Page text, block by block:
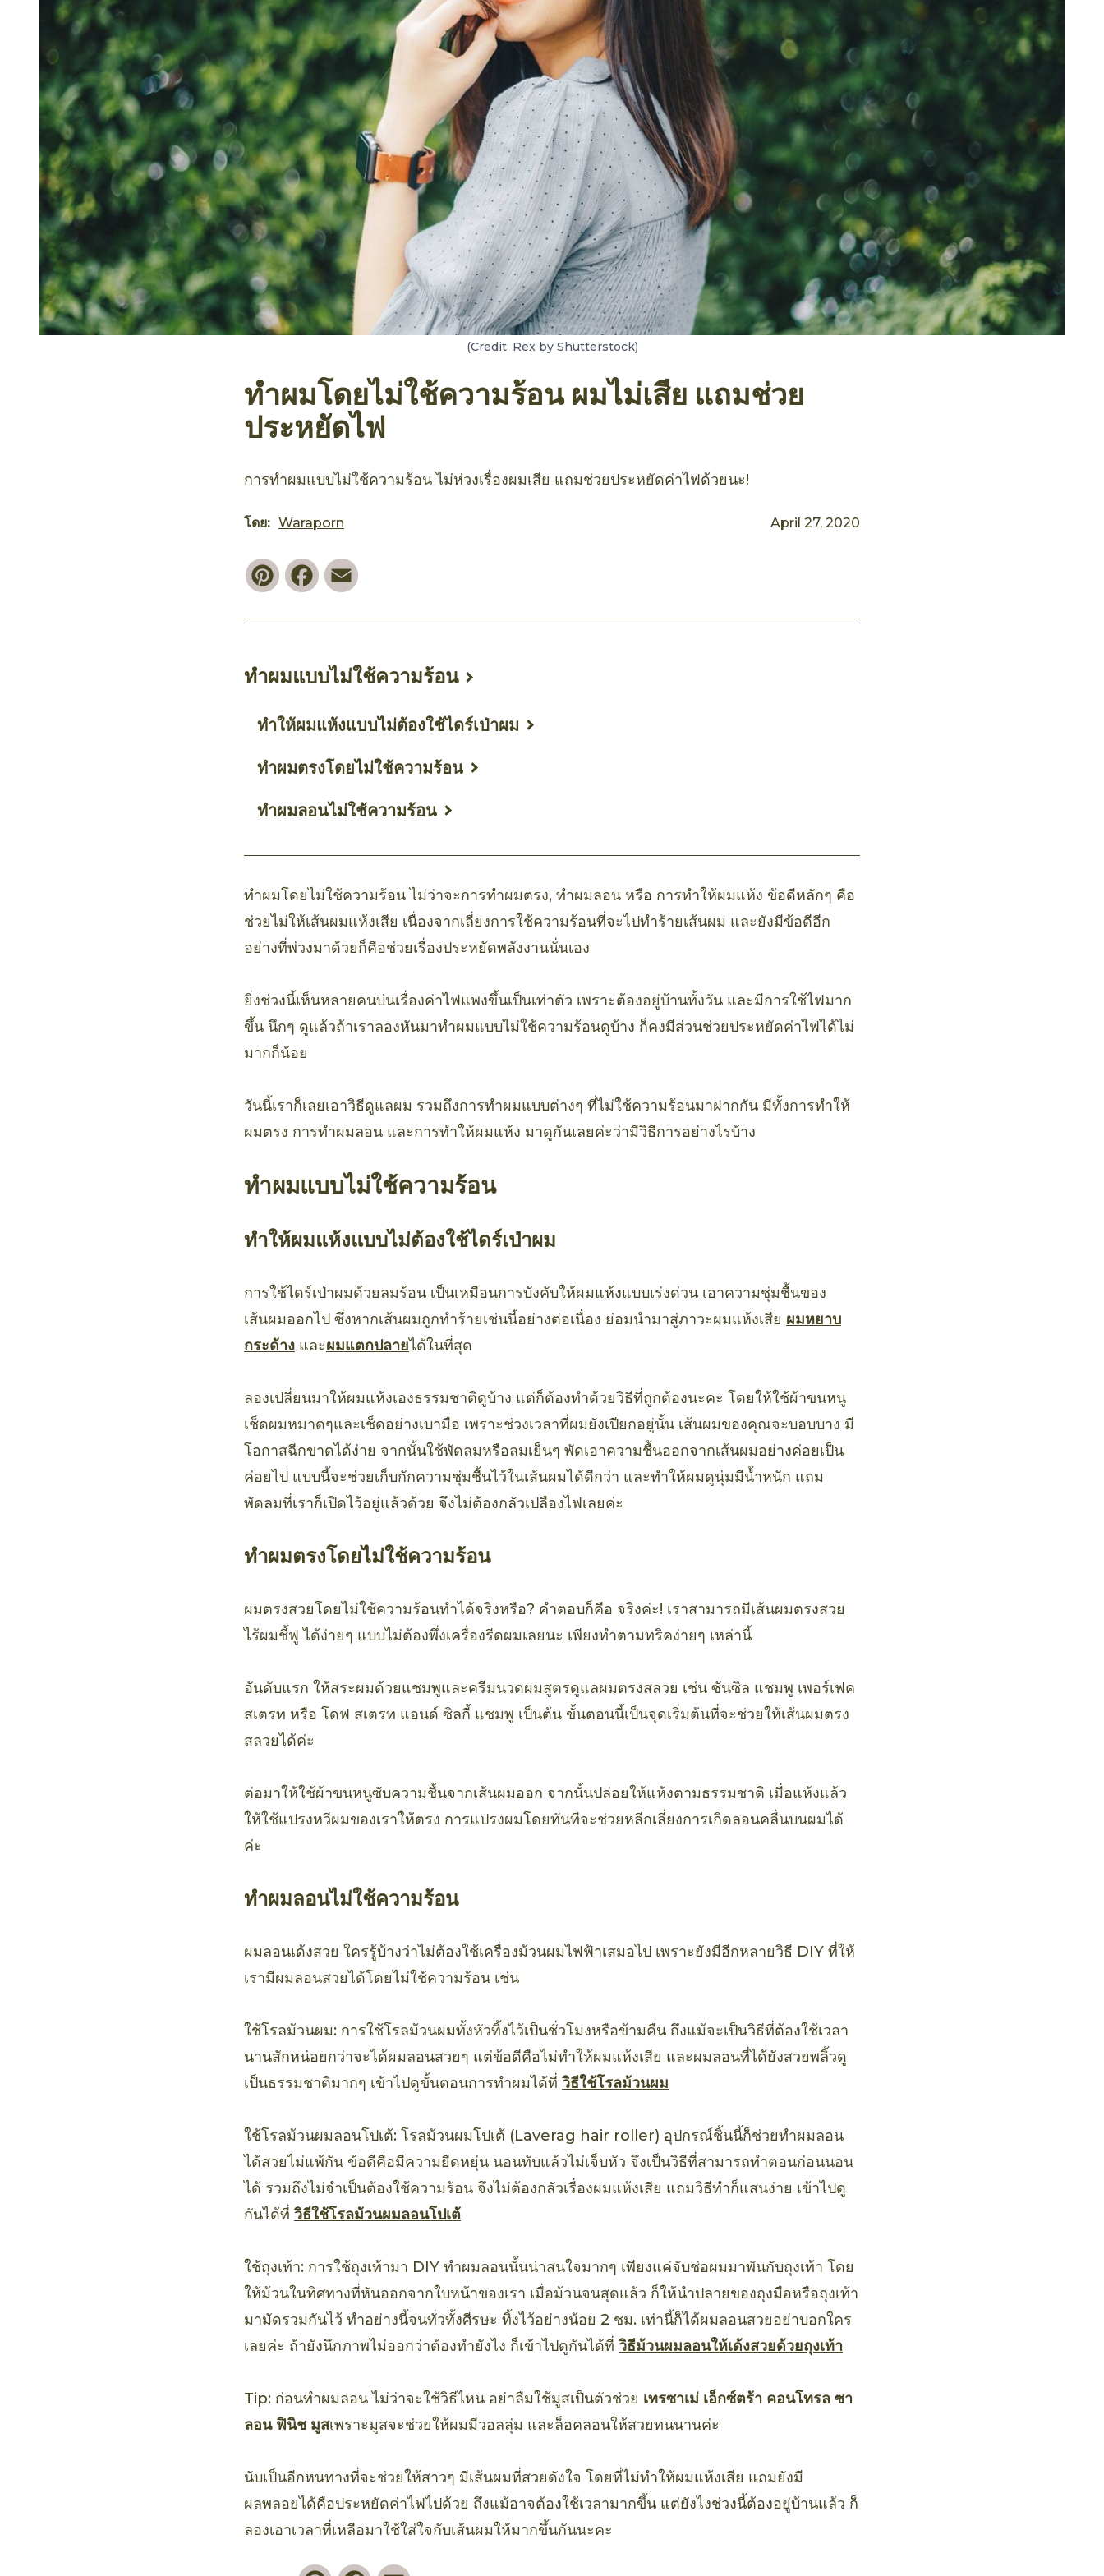
(Credit: Rex by Shutterstock)
ทำผมโดยไม่ใช้ความร้อน ผมไม่เสีย แถมช่วย
ประหยัดไฟ
การทำผมแบบไม่ใช้ความร้อน ไม่ห่วงเรื่องผมเสีย แถมช่วยประหยัดค่าไฟด้วยนะ!
โดย: Waraporn April 27, 2020
PinterestFacebook
ทำผมแบบไม่ใช้ความร้อน
ทำให้ผมแห้งแบบไม่ต้องใช้ไดร์เป่าผม
ทำผมตรงโดยไม่ใช้ความร้อน
ทำผมลอนไม่ใช้ความร้อน
ทำผมโดยไม่ใช้ความร้อน ไม่ว่าจะการทำผมตรง, ทำผมลอน หรือ การทำให้ผมแห้ง ข้อดีหลักๆ คือ
ช่วยไม่ให้เส้นผมแห้งเสีย เนื่องจากเลี่ยงการใช้ความร้อนที่จะไปทำร้ายเส้นผม และยังมีข้อดีอีก
อย่างที่พ่วงมาด้วยก็คือช่วยเรื่องประหยัดพลังงานนั่นเอง
ยิ่งช่วงนี้เห็นหลายคนบ่นเรื่องค่าไฟแพงขึ้นเป็นเท่าตัว เพราะต้องอยู่บ้านทั้งวัน และมีการใช้ไฟมาก
ขึ้น นึกๆ ดูแล้วถ้าเราลองหันมาทำผมแบบไม่ใช้ความร้อนดูบ้าง ก็คงมีส่วนช่วยประหยัดค่าไฟได้ไม่
มากก็น้อย
วันนี้เราก็เลยเอาวิธีดูแลผม รวมถึงการทำผมแบบต่างๆ ที่ไม่ใช้ความร้อนมาฝากกัน มีทั้งการทำให้
ผมตรง การทำผมลอน และการทำให้ผมแห้ง มาดูกันเลยค่ะว่ามีวิธีการอย่างไรบ้าง
ทำผมแบบไม่ใช้ความร้อน
ทำให้ผมแห้งแบบไม่ต้องใช้ไดร์เป่าผม
การใช้ไดร์เป่าผมด้วยลมร้อน เป็นเหมือนการบังคับให้ผมแห้งแบบเร่งด่วน เอาความชุ่มชื้นของ
เส้นผมออกไป ซึ่งหากเส้นผมถูกทำร้ายเช่นนี้อย่างต่อเนื่อง ย่อมนำมาสู่ภาวะผมแห้งเสีย ผมหยาบ
กระด้าง และผมแตกปลายได้ในที่สุด
ลองเปลี่ยนมาให้ผมแห้งเองธรรมชาติดูบ้าง แต่ก็ต้องทำด้วยวิธีที่ถูกต้องนะคะ โดยให้ใช้ผ้าขนหนู
เช็ดผมหมาดๆและเช็ดอย่างเบามือ เพราะช่วงเวลาที่ผมยังเปียกอยู่นั้น เส้นผมของคุณจะบอบบาง มี
โอกาสฉีกขาดได้ง่าย จากนั้นใช้พัดลมหรือลมเย็นๆ พัดเอาความชื้นออกจากเส้นผมอย่างค่อยเป็น
ค่อยไป แบบนี้จะช่วยเก็บกักความชุ่มชื้นไว้ในเส้นผมได้ดีกว่า และทำให้ผมดูนุ่มมีน้ำหนัก แถม
พัดลมที่เราก็เปิดไว้อยู่แล้วด้วย จึงไม่ต้องกลัวเปลืองไฟเลยค่ะ
ทำผมตรงโดยไม่ใช้ความร้อน
ผมตรงสวยโดยไม่ใช้ความร้อนทำได้จริงหรือ? คำตอบก็คือ จริงค่ะ! เราสามารถมีเส้นผมตรงสวย
ไร้ผมชี้ฟู ได้ง่ายๆ แบบไม่ต้องพึ่งเครื่องรีดผมเลยนะ เพียงทำตามทริคง่ายๆ เหล่านี้
อันดับแรก ให้สระผมด้วยแชมพูและครีมนวดผมสูตรดูแลผมตรงสลวย เช่น ซันซิล แชมพู เพอร์เฟค
สเตรท หรือ โดฟ สเตรท แอนด์ ซิลกี้ แชมพู เป็นต้น ขั้นตอนนี้เป็นจุดเริ่มต้นที่จะช่วยให้เส้นผมตรง
สลวยได้ค่ะ
ต่อมาให้ใช้ผ้าขนหนูซับความชื้นจากเส้นผมออก จากนั้นปล่อยให้แห้งตามธรรมชาติ เมื่อแห้งแล้ว
ให้ใช้แปรงหวีผมของเราให้ตรง การแปรงผมโดยทันทีจะช่วยหลีกเลี่ยงการเกิดลอนคลื่นบนผมได้
ค่ะ
ทำผมลอนไม่ใช้ความร้อน
ผมลอนเด้งสวย ใครรู้บ้างว่าไม่ต้องใช้เครื่องม้วนผมไฟฟ้าเสมอไป เพราะยังมีอีกหลายวิธี DIY ที่ให้
เรามีผมลอนสวยได้โดยไม่ใช้ความร้อน เช่น
ใช้โรลม้วนผม: การใช้โรลม้วนผมทั้งหัวทิ้งไว้เป็นชั่วโมงหรือข้ามคืน ถึงแม้จะเป็นวิธีที่ต้องใช้เวลา
นานสักหน่อยกว่าจะได้ผมลอนสวยๆ แต่ข้อดีคือไม่ทำให้ผมแห้งเสีย และผมลอนที่ได้ยังสวยพลิ้วดู
เป็นธรรมชาติมากๆ เข้าไปดูขั้นตอนการทำผมได้ที่ วิธีใช้โรลม้วนผม
ใช้โรลม้วนผมลอนโปเต้: โรลม้วนผมโปเต้ (Laverag hair roller) อุปกรณ์ชิ้นนี้ก็ช่วยทำผมลอน
ได้สวยไม่แพ้กัน ข้อดีคือมีความยืดหยุ่น นอนทับแล้วไม่เจ็บหัว จึงเป็นวิธีที่สามารถทำตอนก่อนนอน
ได้ รวมถึงไม่จำเป็นต้องใช้ความร้อน จึงไม่ต้องกลัวเรื่องผมแห้งเสีย แถมวิธีทำก็แสนง่าย เข้าไปดู
กันได้ที่ วิธีใช้โรลม้วนผมลอนโปเต้
ใช้ถุงเท้า: การใช้ถุงเท้ามา DIY ทำผมลอนนั้นน่าสนใจมากๆ เพียงแค่จับช่อผมมาพันกับถุงเท้า โดย
ให้ม้วนในทิศทางที่หันออกจากใบหน้าของเรา เมื่อม้วนจนสุดแล้ว ก็ให้นำปลายของถุงมือหรือถุงเท้า
มามัดรวมกันไว้ ทำอย่างนี้จนทั่วทั้งศีรษะ ทิ้งไว้อย่างน้อย 2 ชม. เท่านี้ก็ได้ผมลอนสวยอย่าบอกใคร
เลยค่ะ ถ้ายังนึกภาพไม่ออกว่าต้องทำยังไง ก็เข้าไปดูกันได้ที่ วิธีม้วนผมลอนให้เด้งสวยด้วยถุงเท้า
Tip: ก่อนทำผมลอน ไม่ว่าจะใช้วิธีไหน อย่าลืมใช้มูสเป็นตัวช่วย เทรซาเม่ เอ็กซ์ตร้า คอนโทรล ซา
ลอน ฟินิช มูสเพราะมูสจะช่วยให้ผมมีวอลลุ่ม และล็อคลอนให้สวยทนนานค่ะ
นับเป็นอีกหนทางที่จะช่วยให้สาวๆ มีเส้นผมที่สวยดังใจ โดยที่ไม่ทำให้ผมแห้งเสีย แถมยังมี
ผลพลอยได้คือประหยัดค่าไฟไปด้วย ถึงแม้อาจต้องใช้เวลามากขึ้น แต่ยังไงช่วงนี้ต้องอยู่บ้านแล้ว ก็
ลองเอาเวลาที่เหลือมาใช้ใส่ใจกับเส้นผมให้มากขึ้นกันนะคะ
PinterestFacebook